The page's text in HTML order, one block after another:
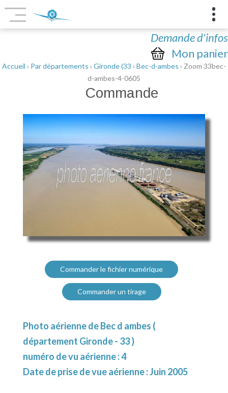
Demande d'infos
Mon panier
Accueil › Par départements › Gironde (33 › Bec-d-ambes › Zoom 33bec-
d-ambes-4-0605
Commande
Commander le fichier numérique
Commander un tirage
Photo aérienne de Bec d ambes (
département Gironde - 33 )
numéro de vu aérienne : 4
Date de prise de vue aérienne : Juin 2005